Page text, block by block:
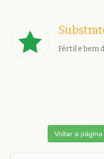
Fértil e bem
Voltar a